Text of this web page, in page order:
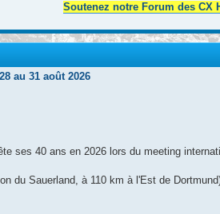
Soutenez notre Forum des CX
au 31 août 2026
ses 40 ans en 2026 lors du meeting
du Sauerland, à 110 km à l'Est de